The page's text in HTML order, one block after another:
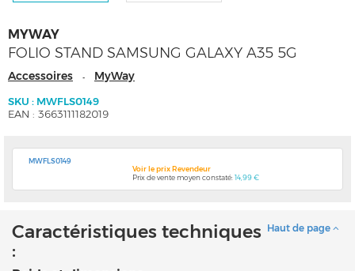
MYWAY
FOLIO STAND SAMSUNG GALAXY A35 5G
Accessoires - MyWay
SKU : MWFLS0149
EAN : 3663111182019
MWFLS0149
Voir le prix Revendeur
Prix de vente moyen constaté:14,99 €
Haut de page
Caractéristiques techniques
: